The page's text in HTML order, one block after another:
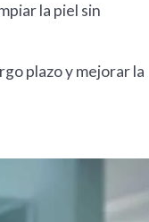
la piel sin
plazo y mejorar la